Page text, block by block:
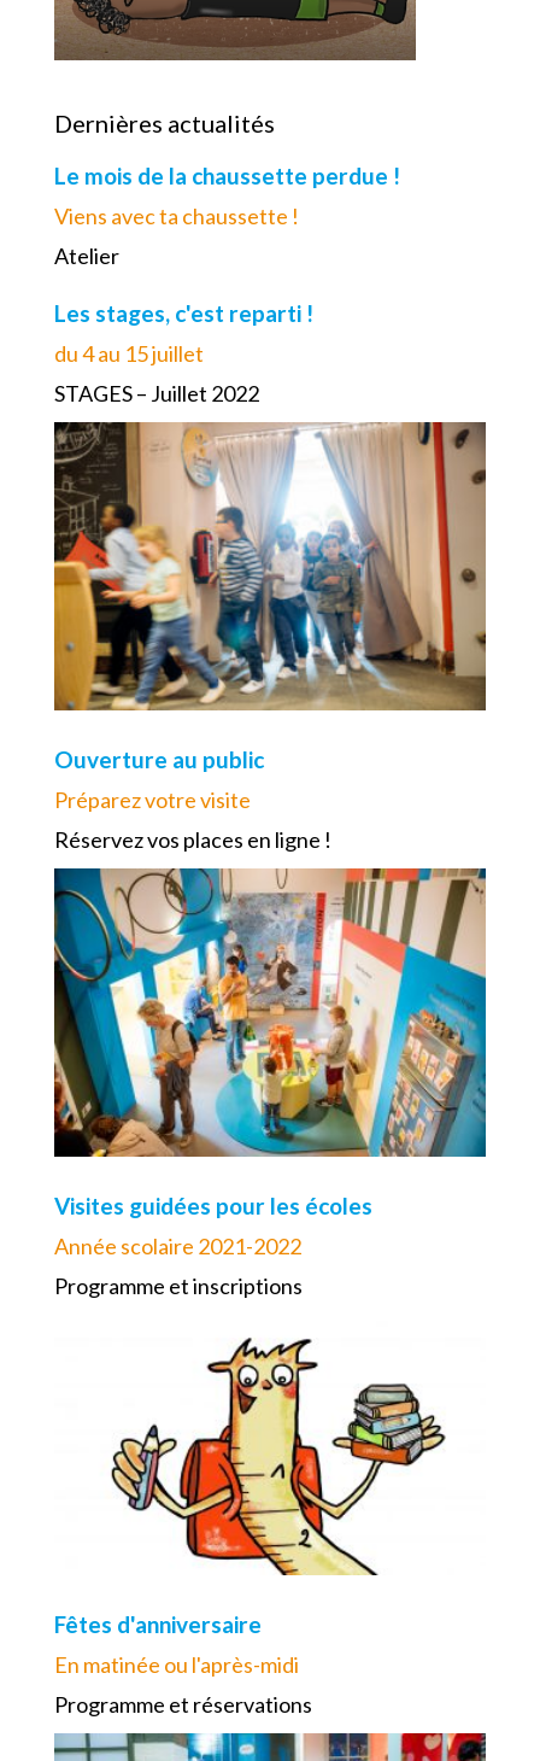
Dernières actualités
Le mois de la chaussette perdue !
Viens avec ta chaussette !
Atelier
Les stages, c'est reparti !
du 4 au 15 juillet
STAGES – Juillet 2022
Ouverture au public
Préparez votre visite
Réservez vos places en ligne !
Visites guidées pour les écoles
Année scolaire 2021-2022
Programme et inscriptions
Fêtes d'anniversaire
En matinée ou l'après-midi
Programme et réservations